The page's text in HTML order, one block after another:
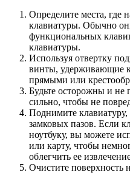
Определите места, где
клавиатуры. Обычно
функциональных
клавиатуры.
Используя отвертку
винты, удерживающие
прямыми или
Будьте осторожны и не
сильно, чтобы не
Поднимите клавиатуру,
замковых пазов. Если
ноутбуку, вы можете
или карту, чтобы
облегчить ее
Очистите поверхность